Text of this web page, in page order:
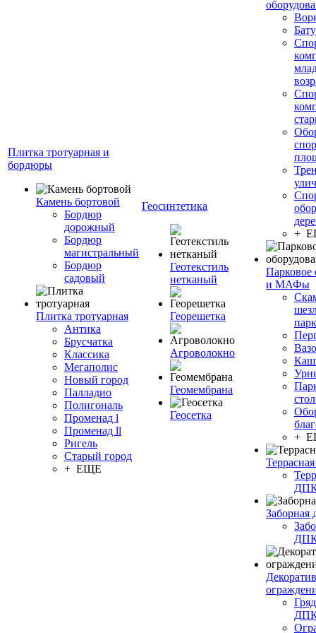
Плитка тротуарная и
бордюры
Камень бортовой
Бордюр
дорожный
Бордюр
магистральный
Бордюр
садовый
Плитка тротуарная
Антика
Брусчатка
Классика
Мегаполис
Новый город
Палладио
Полигональ
Променад l
Променад ll
Ригель
Старый город
+ ЕЩЕ
Геосинтетика
Геотекстиль
нетканый
Георешетка
Агроволокно
Геомембрана
Геосетка
+
Парковое
и МАФы
+
Заборная